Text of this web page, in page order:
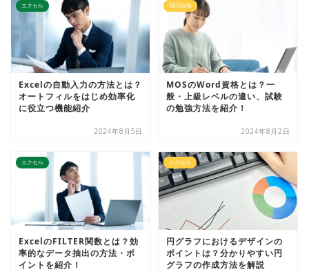
エクセル
Excelの自動入力の方法とは？
オートフィルをはじめ効率化
に役立つ機能紹介
2024年8月5日
MOS資格
MOSのWord資格とは？一
般・上級レベルの違い、試験
の勉強方法を紹介！
2024年8月2日
エクセル
ExcelのFILTER関数とは？効
率的なデータ抽出の方法・ポ
イントを紹介！
エクセル
円グラフにおけるデザインの
ポイントは？分かりやすい円
グラフの作成方法を解説